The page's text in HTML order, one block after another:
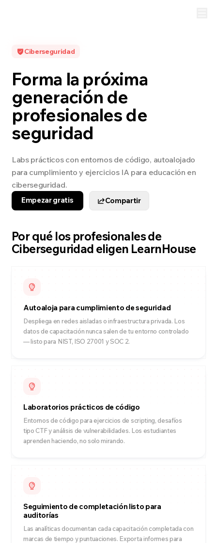
Ciberseguridad
Forma la próxima
generación de
profesionales de
seguridad
Labs prácticos con entornos de código, autoalojado
para cumplimiento y ejercicios IA para educación en
ciberseguridad.
Empezar gratis Compartir
Por qué los profesionales de
Ciberseguridad eligen LearnHouse
Autoaloja para cumplimiento de seguridad
Despliega en redes aisladas o infraestructura privada. Los
datos de capacitación nunca salen de tu entorno controlado
— listo para NIST, ISO 27001 y SOC 2.
Laboratorios prácticos de código
Entornos de código para ejercicios de scripting, desafíos
tipo CTF y análisis de vulnerabilidades. Los estudiantes
aprenden haciendo, no solo mirando.
Seguimiento de completación listo para
auditorías
Las analíticas documentan cada capacitación completada con
marcas de tiempo y puntuaciones. Exporta informes para